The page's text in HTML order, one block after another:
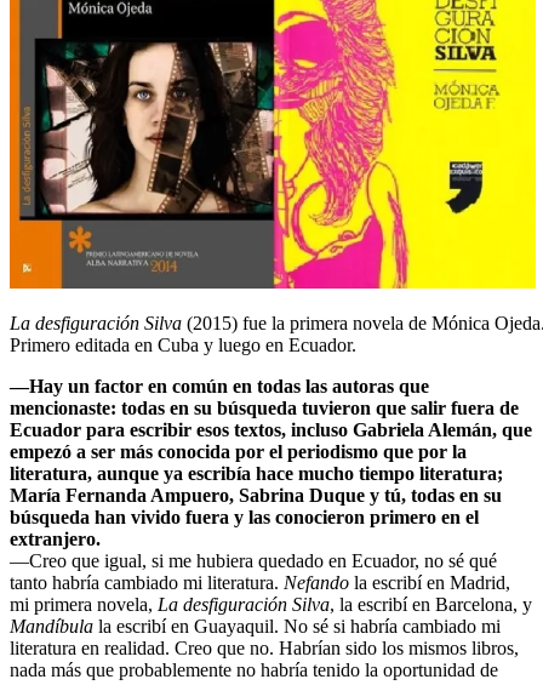
La desfiguración Silva (2015) fue la primera novela de Mónica
Primero editada en Cuba y luego en Ecuador.
—Hay un factor en común en todas las autoras que
mencionaste: todas en su búsqueda tuvieron que salir fuera de
Ecuador para escribir esos textos, incluso Gabriela Alemán, que
empezó a ser más conocida por el periodismo que por la
literatura, aunque ya escribía hace mucho tiempo literatura;
María Fernanda Ampuero, Sabrina Duque y tú, todas en su
búsqueda han vivido fuera y las conocieron primero en el
extranjero.
—Creo que igual, si me hubiera quedado en Ecuador, no sé qué
tanto habría cambiado mi literatura. Nefando la escribí en Madrid,
mi primera novela, La desfiguración Silva, la escribí en Barcelona, y
Mandíbula la escribí en Guayaquil. No sé si habría cambiado mi
literatura en realidad. Creo que no. Habrían sido los mismos libros,
nada más que probablemente no habría tenido la oportunidad de